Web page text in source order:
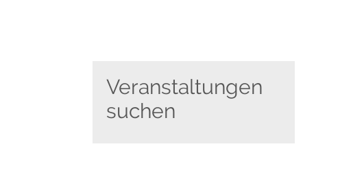
Veranstaltungen
suchen